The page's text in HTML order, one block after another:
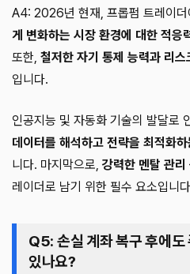
A4: 2026년 현재, 프롭펌 트레이더
게 변화하는 시장 환경에 대한 적응
또한, 철저한 자기 통제 능력과 리스
입니다.
인공지능 및 자동화 기술의 발달로
데이터를 해석하고 전략을 최적화
니다. 마지막으로, 강력한 멘탈 관리
레이더로 남기 위한 필수 요소입니
Q5: 손실 계좌 복구 후에도
있나요?